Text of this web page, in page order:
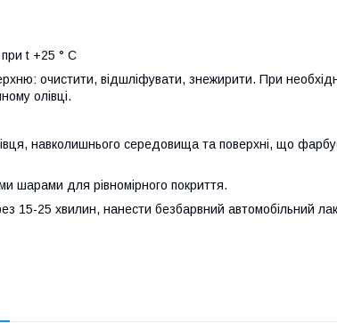
t +25 ° С
очистити, відшліфувати, знежирити. При
олівці.
навколишнього середовища та поверхні, що
шарами для рівномірного покриття.
15-25 хвилин, нанести безбарвний автомобільний лак